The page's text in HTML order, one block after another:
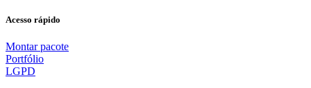
Acesso rápido
Montar pacote
Portfólio
LGPD